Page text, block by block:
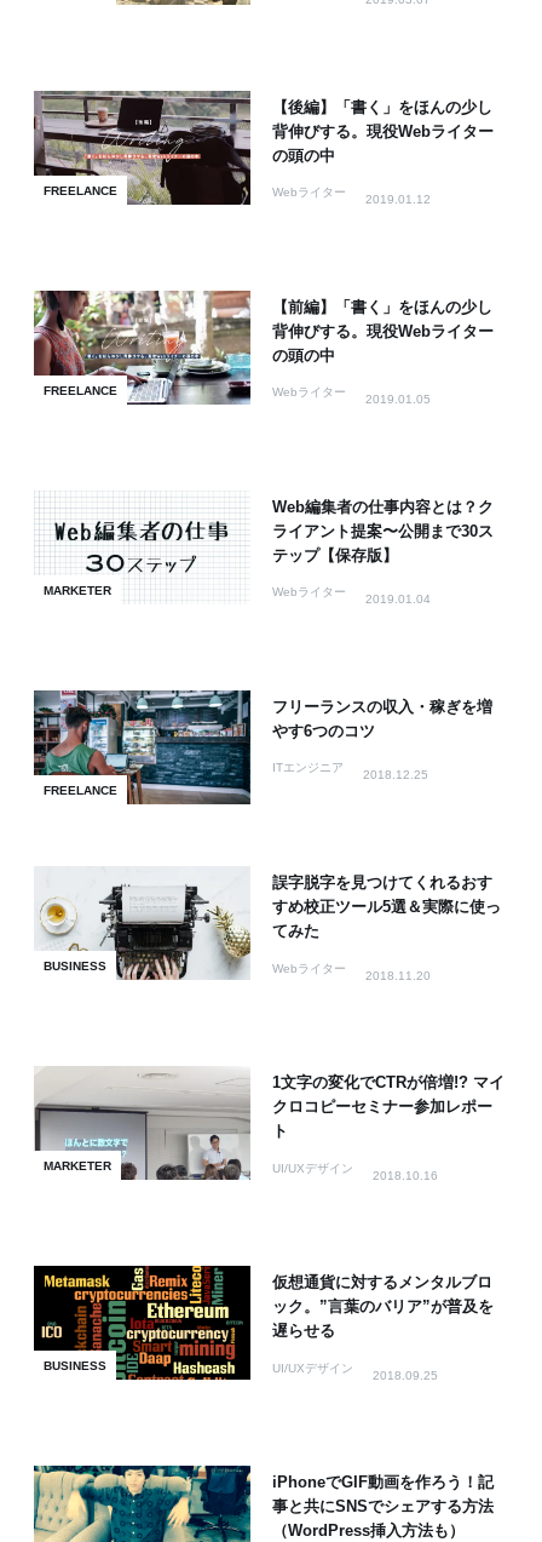
FREELANCE
【後編】「書く」をほんの少し
背伸びする。現役Webライター
の頭の中
Webライター
2019.01.12
FREELANCE
【前編】「書く」をほんの少し
背伸びする。現役Webライター
の頭の中
Webライター
2019.01.05
MARKETER
Web編集者の仕事内容とは？ク
ライアント提案〜公開まで30ス
テップ【保存版】
Webライター
2019.01.04
FREELANCE
フリーランスの収入・稼ぎを増
やす6つのコツ
ITエンジニア
2018.12.25
BUSINESS
誤字脱字を見つけてくれるおす
すめ校正ツール5選＆実際に使っ
てみた
Webライター
2018.11.20
MARKETER
1文字の変化でCTRが倍増!? マイ
クロコピーセミナー参加レポー
ト
UI/UXデザイン
2018.10.16
BUSINESS
仮想通貨に対するメンタルブロ
ック。”言葉のバリア”が普及を
遅らせる
UI/UXデザイン
2018.09.25
iPhoneでGIF動画を作ろう！記
事と共にSNSでシェアする方法
（WordPress挿入方法も）